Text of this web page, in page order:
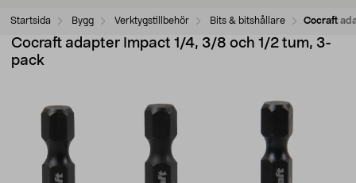
Startsida Bygg Verktygstillbehör Bits & bitshållare Cocraft
Cocraft adapter Impact 1/4, 3/8 och 1/2 tum, 3-
pack